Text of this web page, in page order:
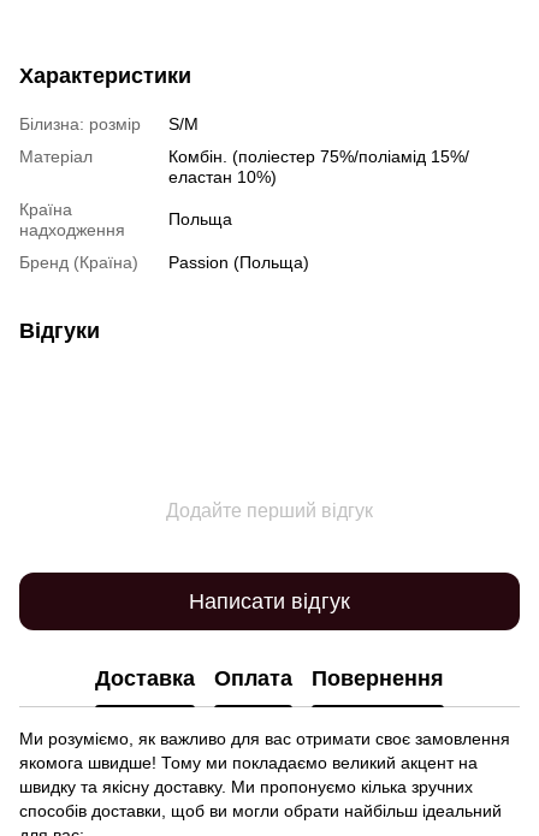
Характеристики
Білизна: розмір
S/M
Матеріал
Комбін. (поліестер 75%/поліамід 15%/
еластан 10%)
Країна
надходження
Польща
Бренд (Країна) Passion (Польща)
Відгуки
Додайте перший відгук
Написати відгук
Доставка Оплата Повернення
Ми розуміємо, як важливо для вас отримати своє замовлення
якомога швидше! Тому ми покладаємо великий акцент на
швидку та якісну доставку. Ми пропонуємо кілька зручних
способів доставки, щоб ви могли обрати найбільш ідеальний